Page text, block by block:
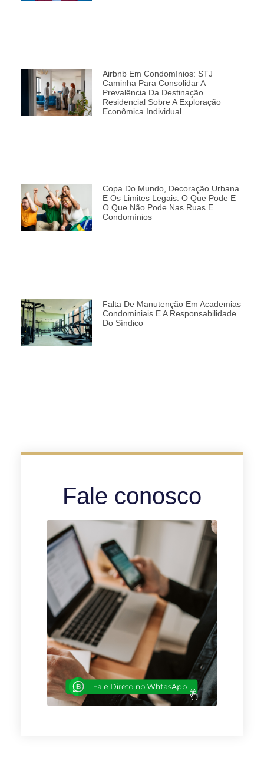
Airbnb Em Condomínios: STJ
Caminha Para Consolidar A
Prevalência Da Destinação
Residencial Sobre A Exploração
Econômica Individual
Copa Do Mundo, Decoração Urbana
E Os Limites Legais: O Que Pode E
O Que Não Pode Nas Ruas E
Condomínios
Falta De Manutenção Em Academias
Condominiais E A Responsabilidade
Do Síndico
Fale conosco